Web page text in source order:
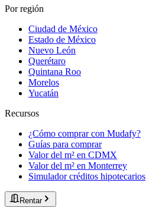
Por región
Ciudad de México
Estado de México
Nuevo León
Querétaro
Quintana Roo
Morelos
Yucatán
Recursos
¿Cómo comprar con Mudafy?
Guías para comprar
Valor del m² en CDMX
Valor del m² en Monterrey
Simulador créditos hipotecarios
Rentar